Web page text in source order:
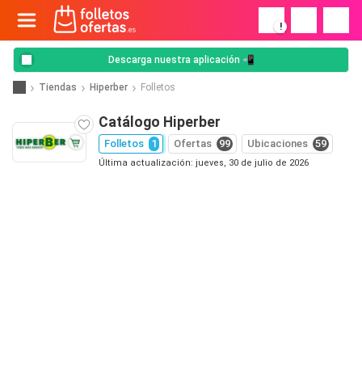
!
Descarga nuestra aplicación 📲
Tiendas Hiperber Folletos
Catálogo Hiperber
Folletos 1 Ofertas 99 Ubicaciones 59
Última actualización: jueves, 30 de julio de 2026